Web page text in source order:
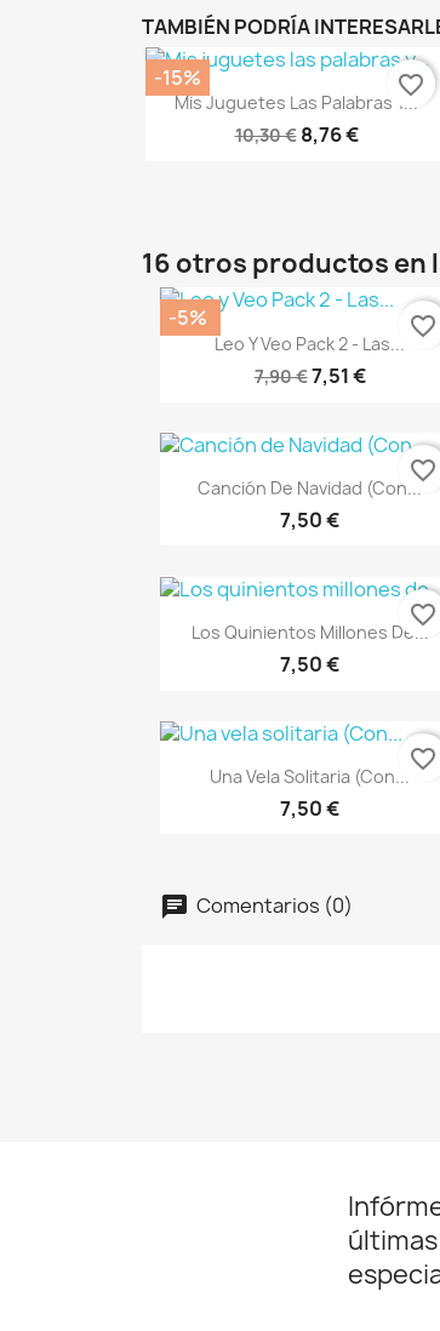
TAMBIÉN PODRÍA
Vista rápida
Mis Juguetes Las Palabras Y...
10,30 € 8,76 €
-15% favorite_border
16 otros productos en
Vista rápida
Leo Y Veo Pack 2 - Las...
7,90 €7,51 €
-5% favorite_border
 Vista rápida
Canción De Navidad (Con...
7,50 €
favorite_border
Vista rápida
Los Quinientos Millones De...
7,50 €
favorite_border
Vista rápida
Una Vela Solitaria (Con...
7,50 €
favorite_border
Comentarios (0)